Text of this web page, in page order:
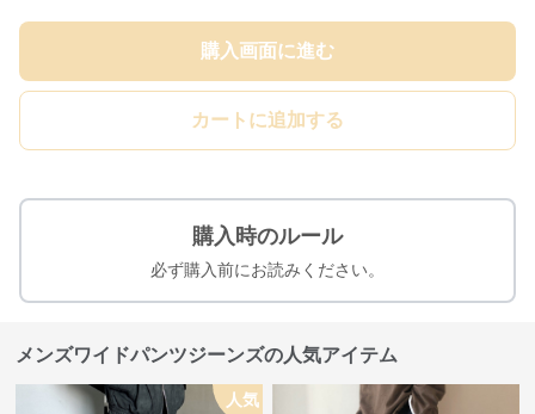
購入画面に進む
カートに追加する
購入時のルール
必ず購入前にお読みください。
メンズワイドパンツジーンズの人気アイテム
人気